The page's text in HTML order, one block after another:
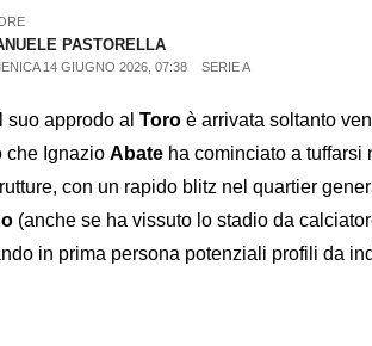
PASTORELLA
14 GIUGNO 2026, 07:38 SERIE A
suo approdo al Toro è arrivata soltanto
che Ignazio Abate ha cominciato a tuffarsi
con un rapido blitz nel quartier
(anche se ha vissuto lo stadio da
in prima persona potenziali profili da